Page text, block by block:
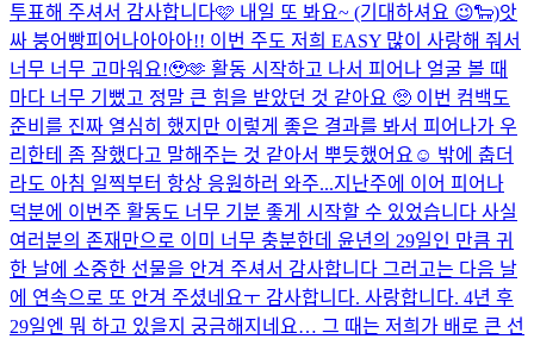
투표해 주셔서 감사합니다🩷 내일 또 봐요~ (기대하셔요 😉🐑)앗
싸 붕어빵피어나아아아!! 이번 주도 저희 EASY 많이 사랑해 줘서
너무 너무 고마워요!🥹🫶 활동 시작하고 나서 피어나 얼굴 볼 때
마다 너무 기뻤고 정말 큰 힘을 받았던 것 같아요 🥺 이번 컴백도
준비를 진짜 열심히 했지만 이렇게 좋은 결과를 봐서 피어나가 우
리한테 좀 잘했다고 말해주는 것 같아서 뿌듯했어요☺️ 밖에 춥더
라도 아침 일찍부터 항상 응원하러 와주...지난주에 이어 피어나
덕분에 이번주 활동도 너무 기분 좋게 시작할 수 있었습니다 사실
여러분의 존재만으로 이미 너무 충분한데 윤년의 29일인 만큼 귀
한 날에 소중한 선물을 안겨 주셔서 감사합니다 그러고는 다음 날
에 연속으로 또 안겨 주셨네요ㅜ 감사합니다. 사랑합니다. 4년 후
29일엔 뭐 하고 있을지 궁금해지네요… 그 때는 저희가 배로 큰 선